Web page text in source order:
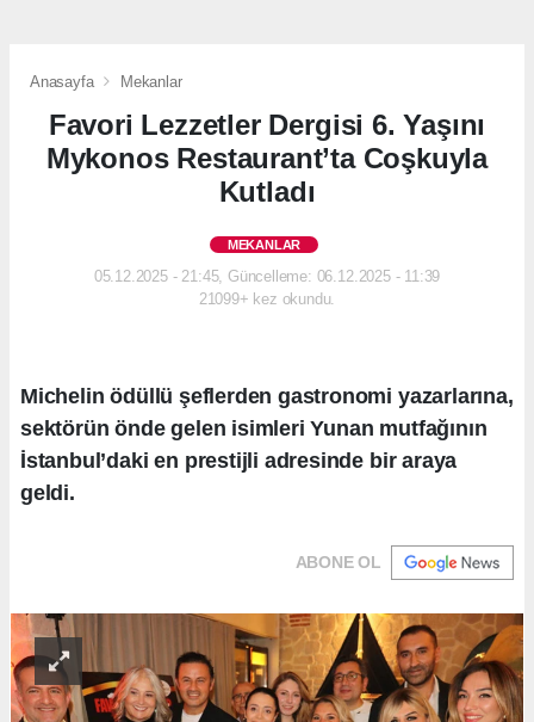
Anasayfa Mekanlar
Favori Lezzetler Dergisi 6. Yaşını
Mykonos Restaurant’ta Coşkuyla
Kutladı
MEKANLAR
05.12.2025 - 21:45, Güncelleme: 06.12.2025 - 11:39
21099+ kez okundu.
Michelin ödüllü şeflerden gastronomi yazarlarına,
sektörün önde gelen isimleri Yunan mutfağının
İstanbul’daki en prestijli adresinde bir araya
geldi.
ABONE OL